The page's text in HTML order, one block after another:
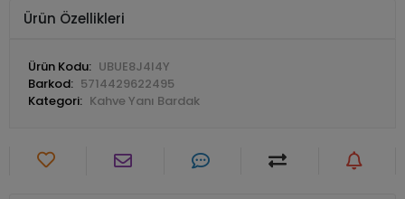
Ürün Özellikleri
Ürün Kodu: UBUE8J4I4Y
Barkod: 5714429622495
Kategori: Kahve Yanı Bardak